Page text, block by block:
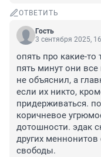
ОТВЕТИТЬ
Гость
3 сентября 2025,
опять про какие-
пять минут они
не объяснил, а
если их никто,
придерживаться.
коричневое
дотошности. эдак
других меннонитов
свободы.